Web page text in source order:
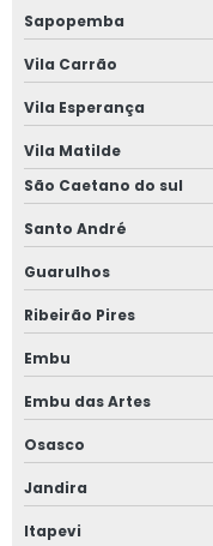
Reforma estrutural
Serviço de
Serviço de reforma
Serviço de reforma
Serviço de reforma
Serviço de reforma
Serviço de reformas
Soluções agrícolas
Soluções para
Soluções para o
Sapopemba
Vila Carrão
Vila Esperança
Vila Matilde
São Caetano do sul
Santo André
Guarulhos
Ribeirão Pires
Embu
Embu das Artes
Osasco
Jandira
Itapevi